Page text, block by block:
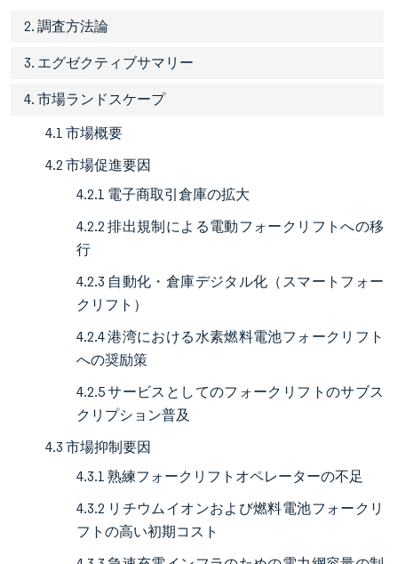
2. 調査方法論
3. エグゼクティブサマリー
4. 市場ランドスケープ
4.1 市場概要
4.2 市場促進要因
4.2.1 電子商取引倉庫の拡大
4.2.2 排出規制による電動フォークリフトへの移
行
4.2.3 自動化・倉庫デジタル化（スマートフォー
クリフト）
4.2.4 港湾における水素燃料電池フォークリフト
への奨励策
4.2.5 サービスとしてのフォークリフトのサブス
クリプション普及
4.3 市場抑制要因
4.3.1 熟練フォークリフトオペレーターの不足
4.3.2 リチウムイオンおよび燃料電池フォークリ
フトの高い初期コスト